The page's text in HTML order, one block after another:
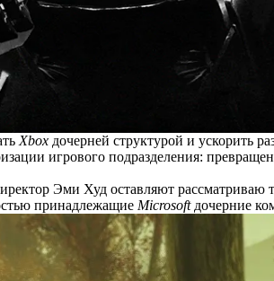
Xbox дочерней структурой и ускорить
игрового подразделения:
Эми Худ оставляют рассматриваю
принадлежащие Microsoftдочерние